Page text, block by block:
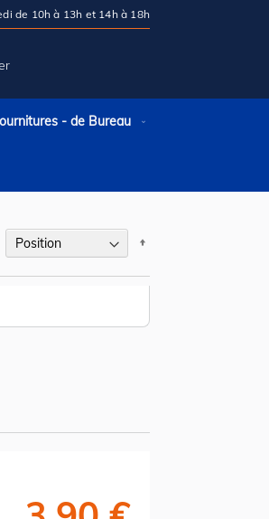
de 10h à 13h et 14h à 18h
- de Bureau